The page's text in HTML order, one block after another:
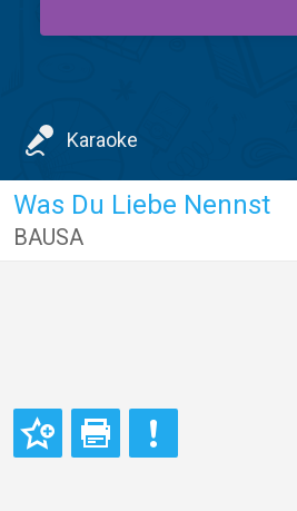
Karaoke
Was Du Liebe Nennst
BAUSA